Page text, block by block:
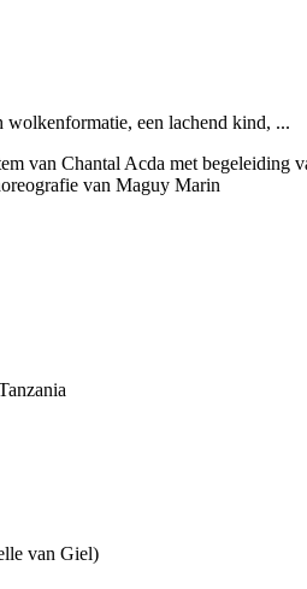
wolkenformatie, een lachend kind, ...
van Chantal Acda met
van Maguy Marin
van Giel)